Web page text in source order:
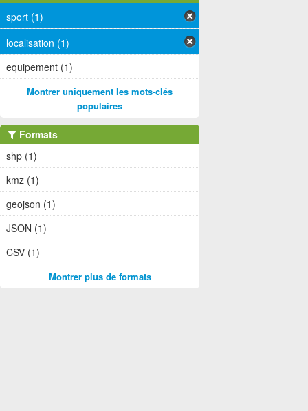
sport (1)
localisation (1)
equipement (1)
Montrer uniquement les mots-clés
populaires
Formats
shp (1)
kmz (1)
geojson (1)
JSON (1)
CSV (1)
Montrer plus de formats